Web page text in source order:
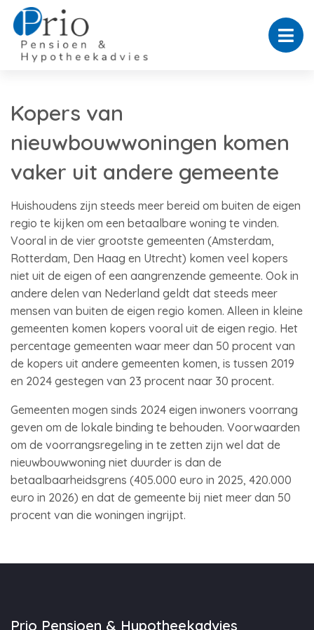
Kopers van
nieuwbouwwoningen komen
vaker uit andere gemeente
Huishoudens zijn steeds meer bereid om buiten de eigen
regio te kijken om een betaalbare woning te vinden.
Vooral in de vier grootste gemeenten (Amsterdam,
Rotterdam, Den Haag en Utrecht) komen veel kopers
niet uit de eigen of een aangrenzende gemeente. Ook in
andere delen van Nederland geldt dat steeds meer
mensen van buiten de eigen regio komen. Alleen in kleine
gemeenten komen kopers vooral uit de eigen regio. Het
percentage gemeenten waar meer dan 50 procent van
de kopers uit andere gemeenten komen, is tussen 2019
en 2024 gestegen van 23 procent naar 30 procent.
Gemeenten mogen sinds 2024 eigen inwoners voorrang
geven om de lokale binding te behouden. Voorwaarden
om de voorrangsregeling in te zetten zijn wel dat de
nieuwbouwwoning niet duurder is dan de
betaalbaarheidsgrens (405.000 euro in 2025, 420.000
euro in 2026) en dat de gemeente bij niet meer dan 50
procent van die woningen ingrijpt.
Prio Pensioen & Hypotheekadvies